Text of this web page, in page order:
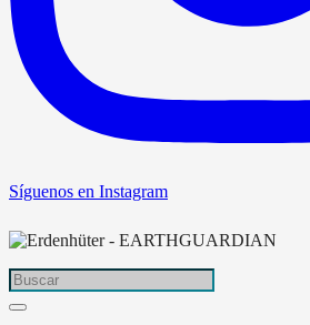
Síguenos en Instagram